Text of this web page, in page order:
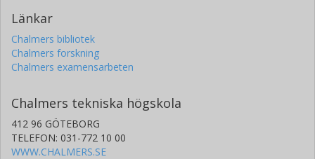
Länkar
Chalmers bibliotek
Chalmers forskning
Chalmers examensarbeten
Chalmers tekniska högskola
412 96 GÖTEBORG
TELEFON: 031-772 10 00
WWW.CHALMERS.SE